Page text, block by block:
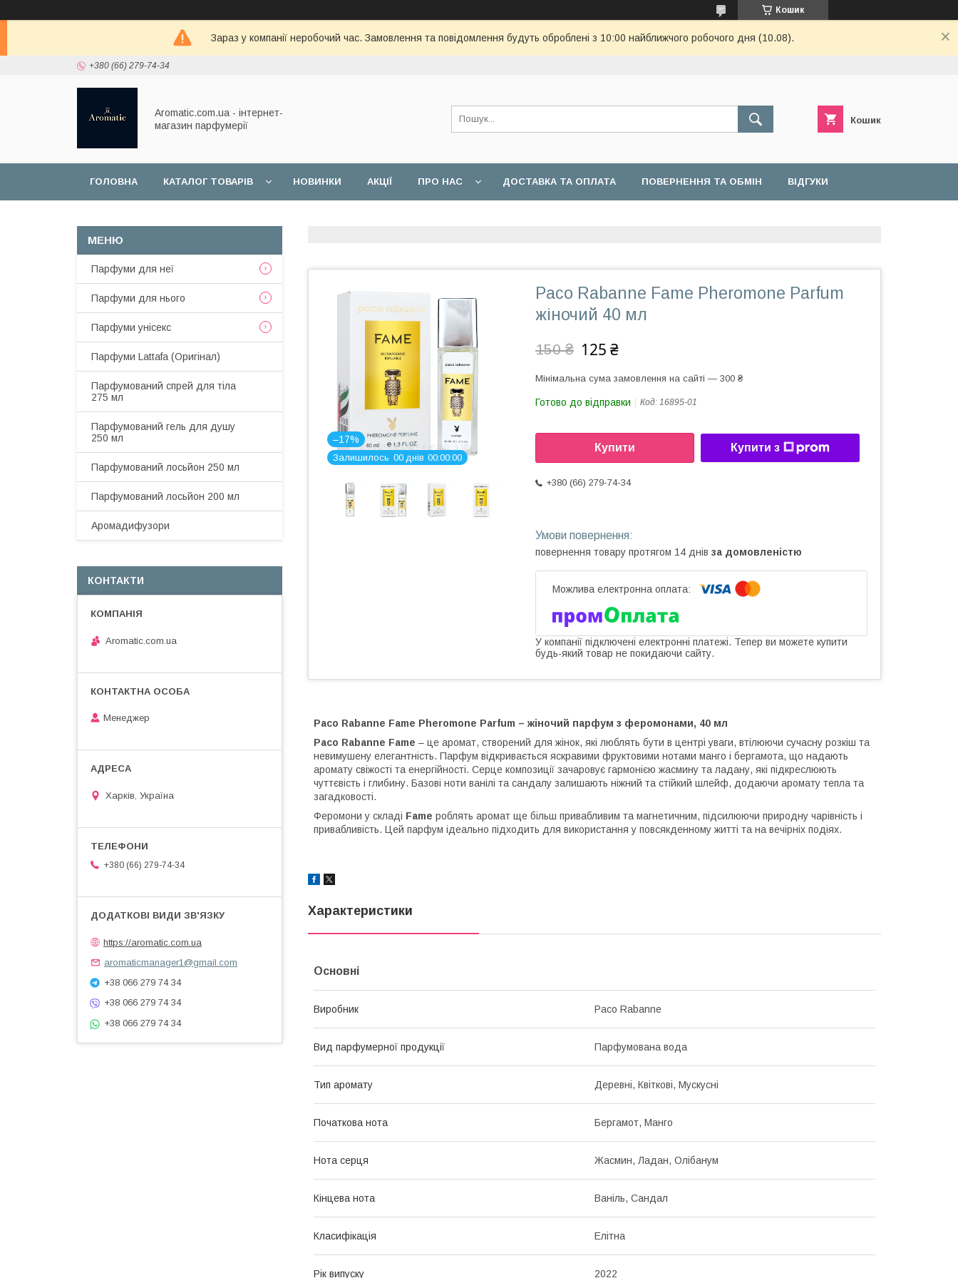
Кошик
Зараз у компанії неробочий час. Замовлення та повідомлення будуть оброблені з 10:00 найближчого робочого дня (10.08).
+380 (66) 279-74-34
Aromatic.com.ua - інтернет-
магазин парфумерії
Кошик
ГОЛОВНА КАТАЛОГ ТОВАРІВ НОВИНКИ АКЦІЇ ПРО НАС ДОСТАВКА ТА ОПЛАТА ПОВЕРНЕННЯ ТА ОБМІН ВІДГУКИ
–17%
Залишилось 00 днів 00 00 00
Paco Rabanne Fame Pheromone Parfum
жіночий 40 мл
150 ₴ 125 ₴
Мінімальна сума замовлення на сайті — 300 ₴
Готово до відправки Код: 16895-01
Купити Купити з
+380 (66) 279-74-34
повернення товару протягом 14 днів за домовленістю
У компанії підключені електронні платежі. Тепер ви можете купити
будь-який товар не покидаючи сайту.
Paco Rabanne Fame Pheromone Parfum – жіночий парфум з феромонами, 40 мл
Paco Rabanne Fame – це аромат, створений для жінок, які люблять бути в центрі уваги, втілюючи сучасну розкіш та
невимушену елегантність. Парфум відкривається яскравими фруктовими нотами манго і бергамота, що надають
аромату свіжості та енергійності. Серце композиції зачаровує гармонією жасмину та ладану, які підкреслюють
чуттєвість і глибину. Базові ноти ванілі та сандалу залишають ніжний та стійкий шлейф, додаючи аромату тепла та
загадковості.
Феромони у складі Fame роблять аромат ще більш привабливим та магнетичним, підсилюючи природну чарівність і
привабливість. Цей парфум ідеально підходить для використання у повсякденному житті та на вечірніх подіях.
Характеристики
Основні
Виробник Paco Rabanne
Вид парфумерної продукції Парфумована вода
Тип аромату Деревні, Квіткові, Мускусні
Початкова нота Бергамот, Манго
Нота серця Жасмин, Ладан, Олібанум
Кінцева нота Ваніль, Сандал
Класифікація Елітна
Рік випуску 2022
Парфуми для неї
Парфуми для нього
Парфуми унісекс
Парфуми Lattafa (Оригінал)
Парфумований спрей для тіла
275 мл
Парфумований гель для душу
250 мл
Парфумований лосьйон 250 мл
Парфумований лосьйон 200 мл
Аромадифузори
КОНТАКТИ
Aromatic.com.ua
Менеджер
Харків, Україна
+380 (66) 279-74-34
https://aromatic.com.ua
aromaticmanager1@gmail.com
+38 066 279 74 34
+38 066 279 74 34
+38 066 279 74 34